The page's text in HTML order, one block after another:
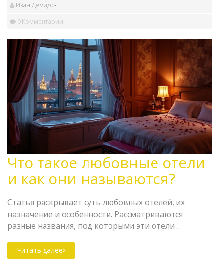
Иван Демидов
0 Комментарии
Что такое любовные отели
и как они называются?
Статья раскрывает суть любовных отелей, их
назначение и особенности. Рассматриваются
разные названия, под которыми эти отели
Полезные советы для тех, кто впервые собирается
воспользоваться услугами таких гостиниц.
Читать далее